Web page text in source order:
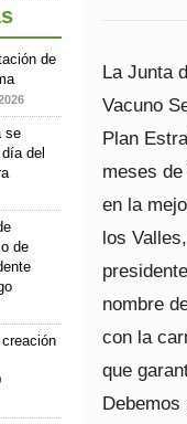
La Junta
Vacuno
Plan
meses
en la
los
nombre
con la
que
de
se
del
de